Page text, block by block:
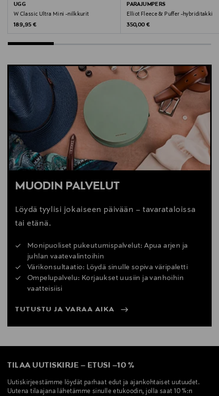
UGG
W Classic Ultra Mini -nilkkurit
Original Price
189,95 €
PARAJUMPERS
Elliot Fleece & Puffer -hybriditakki
Original Price
350,00 €
MUODIN PALVELUT
Löydä tyylisi jokaiseen päivään – tavarataloissa
tai etänä.
Monipuoliset pukeutumispalvelut: Apua arjen ja
juhlan vaatevalintoihin
Värikonsultaatio: Löydä sinulle sopiva väripaletti
Ompelupalvelu: Korjaukset uusiin ja vanhoihin
vaatteisiisi
TUTUSTU JA VARAA AIKA
TILAA UUTISKIRJE – ETUSI –10 %
Uutiskirjeestämme löydät parhaat edut ja ajankohtaiset uutuudet.
Uutena tilaajana lähetämme sinulle etukoodin, jolla saat 10 %:n